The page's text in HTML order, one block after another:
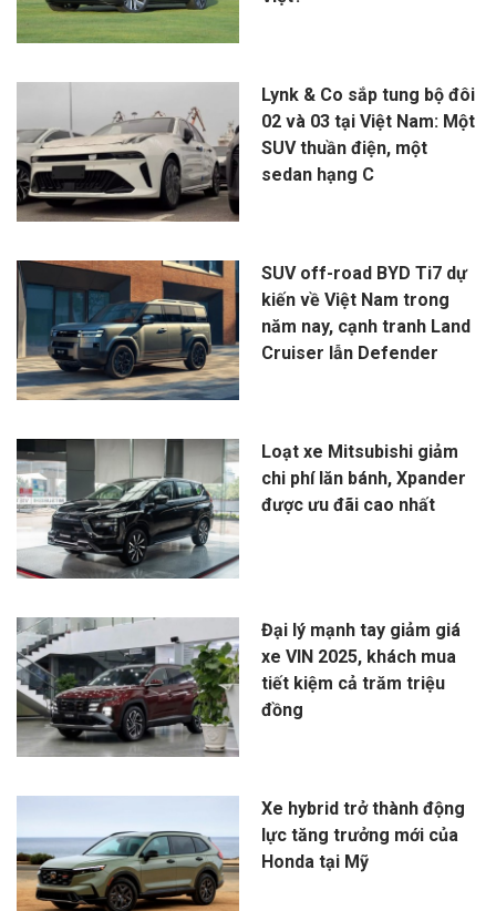
Lynk & Co sắp tung bộ đôi
02 và 03 tại Việt Nam: Một
SUV thuần điện, một
sedan hạng C
SUV off-road BYD Ti7 dự
kiến về Việt Nam trong
năm nay, cạnh tranh Land
Cruiser lẫn Defender
Loạt xe Mitsubishi giảm
chi phí lăn bánh, Xpander
được ưu đãi cao nhất
Đại lý mạnh tay giảm giá
xe VIN 2025, khách mua
tiết kiệm cả trăm triệu
đồng
Xe hybrid trở thành động
lực tăng trưởng mới của
Honda tại Mỹ